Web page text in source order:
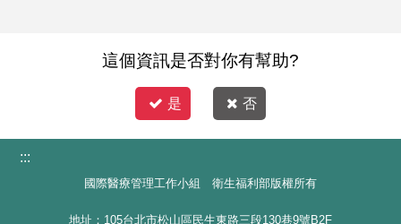
這個資訊是否對你有幫助?
是 否
:::
國際醫療管理工作小組 衛生福利部版權所有
地址：105台北市松山區民生東路三段130巷9號B2F